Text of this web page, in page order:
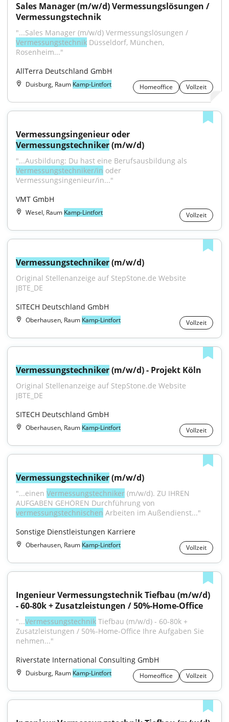
Sales Manager (m/w/d) Vermessungslösungen /
Vermessungstechnik
Vermessungstechnik Düsseldorf, München,
Rosenheim..."
AllTerra Deutschland GmbH
Duisburg, Raum Kamp-Lintfort Homeoffice Vollzeit
Vermessungstechniker (m/w/d)
Vermessungstechniker/in oder
Vermessungsingenieur/in..."
VMT GmbH
Wesel, Raum Kamp-Lintfort Vollzeit
Vermessungstechniker (m/w/d)
Original Stellenanzeige auf StepStone.de Website
JBTE_DE
SITECH Deutschland GmbH
Oberhausen, Raum Kamp-Lintfort Vollzeit
Vermessungstechniker (m/w/d) - Projekt Köln
Original Stellenanzeige auf StepStone.de Website
JBTE_DE
SITECH Deutschland GmbH
Oberhausen, Raum Kamp-Lintfort Vollzeit
Vermessungstechniker (m/w/d)
"...einen Vermessungstechniker (m/w/d). ZU IHREN
vermessungstechnischen Arbeiten im Außendienst..."
Sonstige Dienstleistungen Karriere
Oberhausen, Raum Kamp-Lintfort Vollzeit
Ingenieur Vermessungstechnik Tiefbau (m/w/d)
- 60-80k + Zusatzleistungen / 50%-Home-Office
"...Vermessungstechnik Tiefbau (m/w/d) - 60-80k +
Zusatzleistungen / 50%-Home-Office Ihre Aufgaben Sie
nehmen..."
Riverstate International Consulting GmbH
Duisburg, Raum Kamp-Lintfort Homeoffice Vollzeit